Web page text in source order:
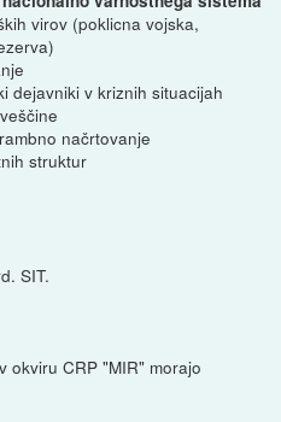
virov (poklicna vojska,
dejavniki v kriznih situacijah
načrtovanje
struktur
SIT.
okviru CRP "MIR" morajo